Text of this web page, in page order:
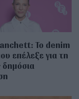
Το denim
επέλεξε για τη